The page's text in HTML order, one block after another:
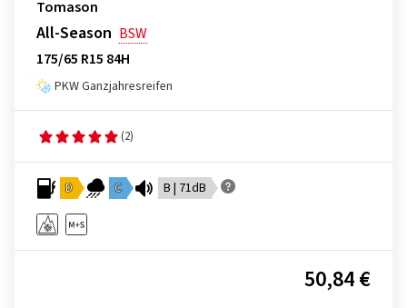
Tomason
All-Season BSW
175/65 R15 84H
PKW Ganzjahresreifen
(2)
D C B | 71dB
50,84 €